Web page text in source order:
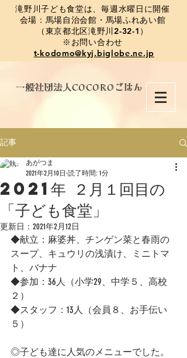
​滝野川子ども食堂は、毎週水曜日に開催
会場：馬場自治会館・馬場ふれあい館
（東京都北区滝野川2-32-1）
※お問い合わせ
t-kodomo@kyj.biglobe.ne.jp
​一般社団法人COCOROごはん
記事
2021年 ２月１回目の
「子ども食堂」
あがつま
2021年2月10日 読了時間: 1分
更新日： 2021年2月12日
◆献立：麻婆丼、チンゲン菜と春雨の
スープ、キュウリの浅漬け、ミニトマ
ト、バナナ
◆参加：36人（小学29、中学５、高校
２）
◆スタッフ：13人（会員８、お手伝い
５）
◎子ども達に人気のメニューでした。